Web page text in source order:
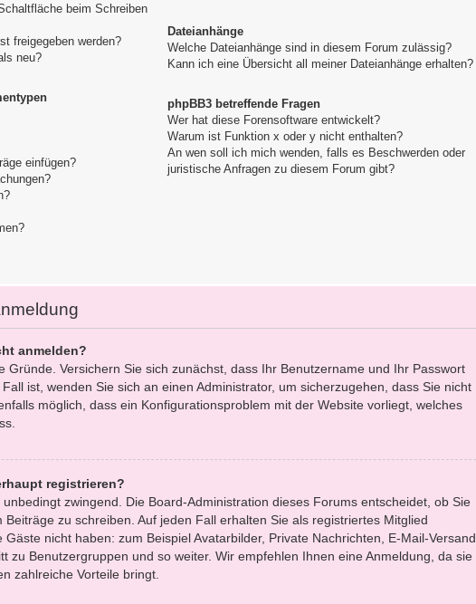
beim Schreiben
freigegeben werden?
neu?
einfügen?
Dateianhänge
Welche Dateianhänge sind in diesem Forum zulässig?
Kann ich eine Übersicht all meiner Dateianhänge erhalten?
phpBB3 betreffende Fragen
Wer hat diese Forensoftware entwickelt?
Warum ist Funktion x oder y nicht enthalten?
An wen soll ich mich wenden, falls es Beschwerden oder
juristische Anfragen zu diesem Forum gibt?
anmelden?
Gründe. Versichern Sie sich zunächst, dass Ihr Benutzername und Ihr Passwort
ist, wenden Sie sich an einen Administrator, um sicherzugehen, dass Sie nicht
möglich, dass ein Konfigurationsproblem mit der Website vorliegt, welches
registrieren?
zwingend. Die Board-Administration dieses Forums entscheidet, ob Sie
Beiträge zu schreiben. Auf jeden Fall erhalten Sie als registriertes Mitglied
nicht haben: zum Beispiel Avatarbilder, Private Nachrichten, E-Mail-Versand
zu Benutzergruppen und so weiter. Wir empfehlen Ihnen eine Anmeldung, da sie
zahlreiche Vorteile bringt.